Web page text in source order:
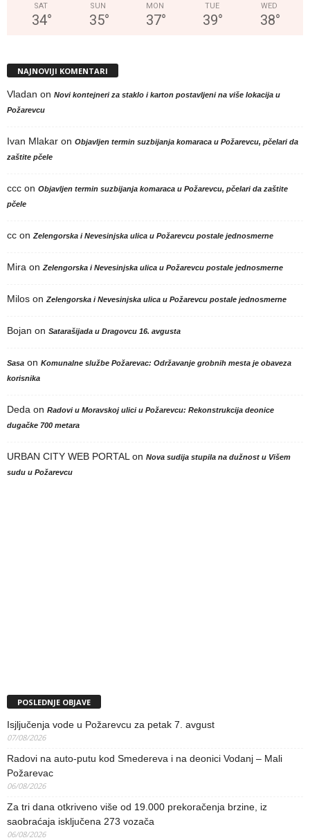
SAT
34°
SUN
35°
MON
37°
TUE
39°
WED
38°
NAJNOVIJI KOMENTARI
Vladan on Novi kontejneri za staklo i karton postavljeni na više lokacija u
Požarevcu
Ivan Mlakar on Objavljen termin suzbijanja komaraca u Požarevcu, pčelari da
zaštite pčele
ccc on Objavljen termin suzbijanja komaraca u Požarevcu, pčelari da zaštite
pčele
cc on Zelengorska i Nevesinjska ulica u Požarevcu postale jednosmerne
Mira on Zelengorska i Nevesinjska ulica u Požarevcu postale jednosmerne
Milos on Zelengorska i Nevesinjska ulica u Požarevcu postale jednosmerne
Bojan on Satarašijada u Dragovcu 16. avgusta
Sasa on Komunalne službe Požarevac: Održavanje grobnih mesta je obaveza
korisnika
Deda on Radovi u Moravskoj ulici u Požarevcu: Rekonstrukcija deonice
dugačke 700 metara
URBAN CITY WEB PORTAL on Nova sudija stupila na dužnost u Višem
sudu u Požarevcu
POSLEDNJE OBJAVE
Isjljučenja vode u Požarevcu za petak 7. avgust
07/08/2026
Radovi na auto-putu kod Smedereva i na deonici Vodanj – Mali
Požarevac
06/08/2026
Za tri dana otkriveno više od 19.000 prekoračenja brzine, iz
saobraćaja isključena 273 vozača
06/08/2026